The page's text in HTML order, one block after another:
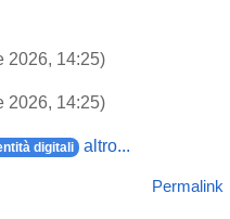
2026, 14:25)
2026, 14:25)
digitali altro...
Permalink